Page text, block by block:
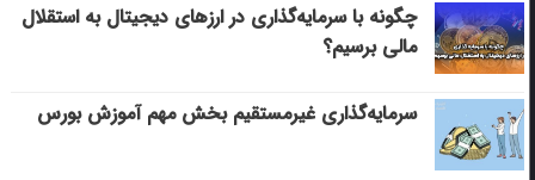
چگونه با سرمایه‌گذاری در ارزهای دیجیتال به استقلال
مالی برسیم؟
سرمایه‌گذاری غیرمستقیم بخش مهم آموزش بورس